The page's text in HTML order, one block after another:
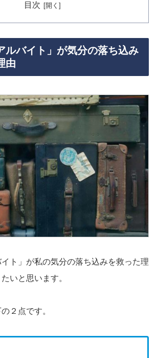
目次
ルバイト」が気分の落ち込み
由
イト」が私の気分の落ち込みを救った理
いと思います。
２点です。